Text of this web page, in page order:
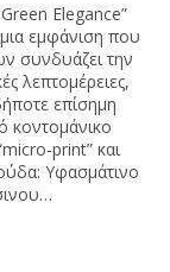
Elegance”
εμφάνιση που
συνδυάζει την
λεπτομέρειες,
επίσημη
κοντομάνικο
print” και
Υφασμάτινο